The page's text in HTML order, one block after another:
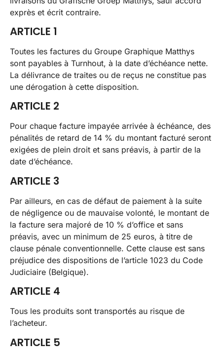
exprès et écrit contraire.
ARTICLE 1
Toutes les factures du Groupe Graphique Matthys
sont payables à Turnhout, à la date d’échéance nette.
La délivrance de traites ou de reçus ne constitue pas
une dérogation à cette disposition.
ARTICLE 2
Pour chaque facture impayée arrivée à échéance, des
pénalités de retard de 14 % du montant facturé seront
exigées de plein droit et sans préavis, à partir de la
date d’échéance.
ARTICLE 3
Par ailleurs, en cas de défaut de paiement à la suite
de négligence ou de mauvaise volonté, le montant de
la facture sera majoré de 10 % d’office et sans
préavis, avec un minimum de 25 euros, à titre de
clause pénale conventionnelle. Cette clause est sans
préjudice des dispositions de l’article 1023 du Code
Judiciaire (Belgique).
ARTICLE 4
Tous les produits sont transportés au risque de
l’acheteur.
ARTICLE 5